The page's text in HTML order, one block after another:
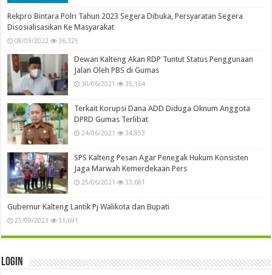
Rekpro Bintara Polri Tahun 2023 Segera Dibuka, Persyaratan Segera
Disosialisasikan Ke Masyarakat
08/09/2022 36,325
Dewan Kalteng Akan RDP Tuntut Status Penggunaan
Jalan Oleh PBS di Gumas
30/06/2021 35,164
Terkait Korupsi Dana ADD Diduga Oknum Anggota
DPRD Gumas Terlibat
24/06/2021 34,853
SPS Kalteng Pesan Agar Penegak Hukum Konsisten
Jaga Marwah Kemerdekaan Pers
25/06/2021 33,681
Gubernur Kalteng Lantik Pj Walikota dan Bupati
25/09/2023 31,691
Login